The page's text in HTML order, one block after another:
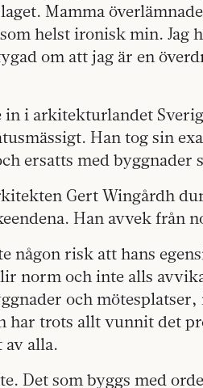
Mamma
helst ironisk min. Jag
om att jag är en
in i arkitekturlandet
Han tog sin
ersatts med byggnader
Gert Wingårdh
Han avvek från
någon risk att hans
norm och inte alls
och
har trots allt vunnit det
av alla.
Det som byggs med